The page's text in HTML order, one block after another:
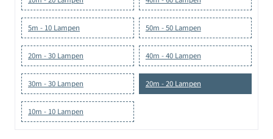
5m - 10 Lampen 50m - 50 Lampen
20m - 30 Lampen 40m - 40 Lampen
30m - 30 Lampen 20m - 20 Lampen
10m - 10 Lampen